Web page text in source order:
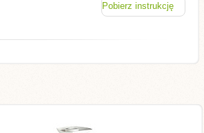
Pobierz instrukcję